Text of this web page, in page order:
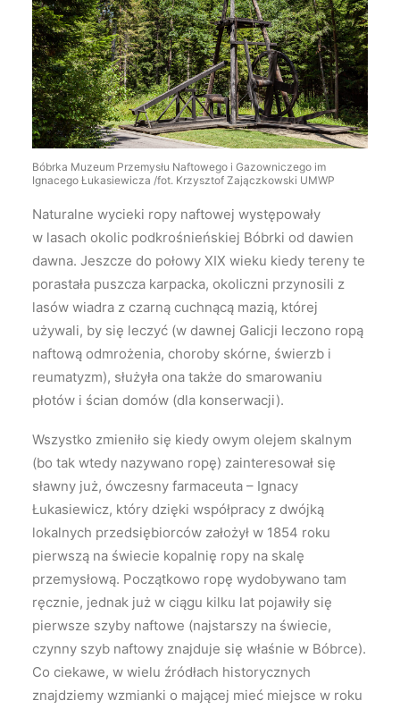
Bóbrka Muzeum Przemysłu Naftowego i Gazowniczego im
Ignacego Łukasiewicza /fot. Krzysztof Zajączkowski UMWP
Naturalne wycieki ropy naftowej występowały
w lasach okolic podkrośnieńskiej Bóbrki od dawien
dawna. Jeszcze do połowy XIX wieku kiedy tereny te
porastała puszcza karpacka, okoliczni przynosili z
lasów wiadra z czarną cuchnącą mazią, której
używali, by się leczyć (w dawnej Galicji leczono ropą
naftową odmrożenia, choroby skórne, świerzb i
reumatyzm), służyła ona także do smarowaniu
płotów i ścian domów (dla konserwacji).
Wszystko zmieniło się kiedy owym olejem skalnym
(bo tak wtedy nazywano ropę) zainteresował się
sławny już, ówczesny farmaceuta – Ignacy
Łukasiewicz, który dzięki współpracy z dwójką
lokalnych przedsiębiorców założył w 1854 roku
pierwszą na świecie kopalnię ropy na skalę
przemysłową. Początkowo ropę wydobywano tam
ręcznie, jednak już w ciągu kilku lat pojawiły się
pierwsze szyby naftowe (najstarszy na świecie,
czynny szyb naftowy znajduje się właśnie w Bóbrce).
Co ciekawe, w wielu źródłach historycznych
znajdziemy wzmianki o mającej mieć miejsce w roku